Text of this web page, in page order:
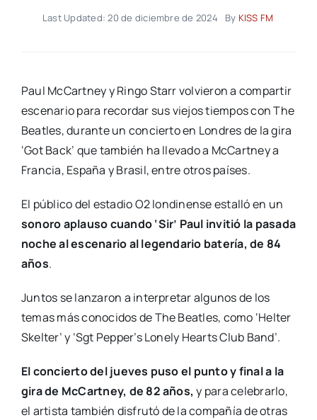
Last Updated: 20 de diciembre de 2024 By KISS FM
Paul McCartney y Ringo Starr volvieron a compartir
escenario para recordar sus viejos tiempos con The
Beatles, durante un concierto en Londres de la gira
‘Got Back’ que también ha llevado a McCartney a
Francia, España y Brasil, entre otros países.
El público del estadio O2 londinense estalló en un
sonoro aplauso cuando ‘Sir’ Paul invitió la pasada
noche al escenario al legendario batería, de 84
años.
Juntos se lanzaron a interpretar algunos de los
temas más conocidos de The Beatles, como ‘Helter
Skelter’ y ‘Sgt Pepper’s Lonely Hearts Club Band’.
El concierto del jueves puso el punto y final a la
gira de McCartney, de 82 años, y para celebrarlo,
el artista también disfrutó de la compañía de otras